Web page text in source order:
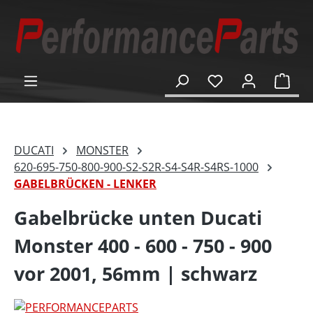
springen
DUCATI
MONSTER
620-695-750-800-900-S2-S2R-S4-S4R-S4RS-1000
GABELBRÜCKEN - LENKER
Gabelbrücke unten Ducati
Monster 400 - 600 - 750 - 900
vor 2001, 56mm | schwarz